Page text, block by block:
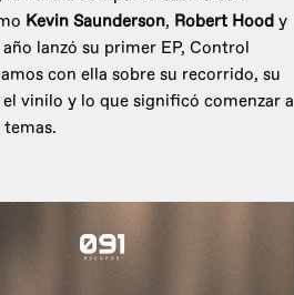
Kevin Saunderson, Robert Hood y
año lanzó su primer EP, Control
con ella sobre su recorrido, su
vinilo y lo que significó comenzar a